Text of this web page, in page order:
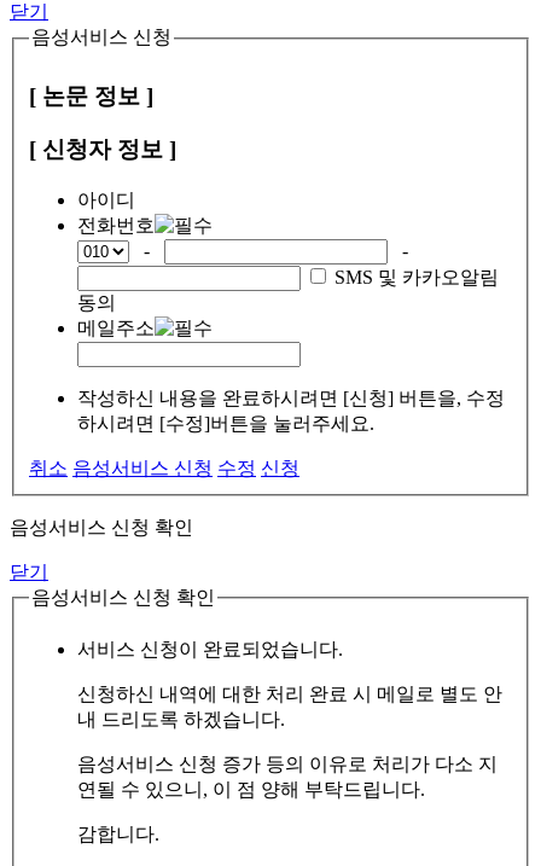
닫기
음성서비스 신청
[ 논문 정보 ]
[ 신청자 정보 ]
아이디
전화번호
-
-
SMS 및 카카오알림
동의
메일주소
작성하신 내용을 완료하시려면 [신청] 버튼을, 수정
하시려면 [수정]버튼을 눌러주세요.
취소 음성서비스 신청 수정 신청
음성서비스 신청 확인
닫기
음성서비스 신청 확인
서비스 신청이 완료되었습니다.
신청하신 내역에 대한 처리 완료 시 메일로 별도 안
내 드리도록 하겠습니다.
음성서비스 신청 증가 등의 이유로 처리가 다소 지
연될 수 있으니, 이 점 양해 부탁드립니다.
감합니다.